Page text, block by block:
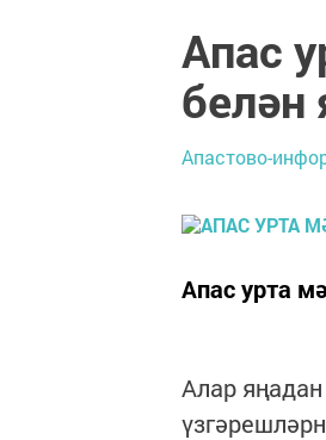
Апас
белән
Апастово-
Апас урта
Алар